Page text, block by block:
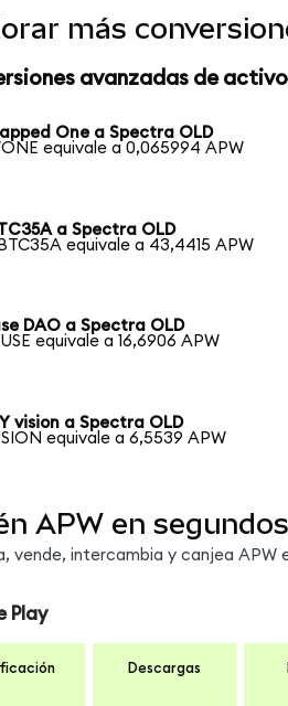
más
avanzadas de
One a Spectra OLD
equivale a 0,065994 APW
a Spectra OLD
equivale a 43,4415 APW
DAO a Spectra OLD
equivale a 16,6906 APW
vision a Spectra OLD
equivale a 6,5539 APW
APW en segundos
vende, intercambia y canjea
Play
Descargas